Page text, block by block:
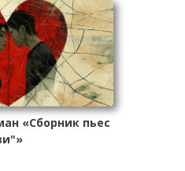
«Сборник пьес